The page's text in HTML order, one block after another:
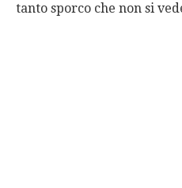
tanto sporco che non si